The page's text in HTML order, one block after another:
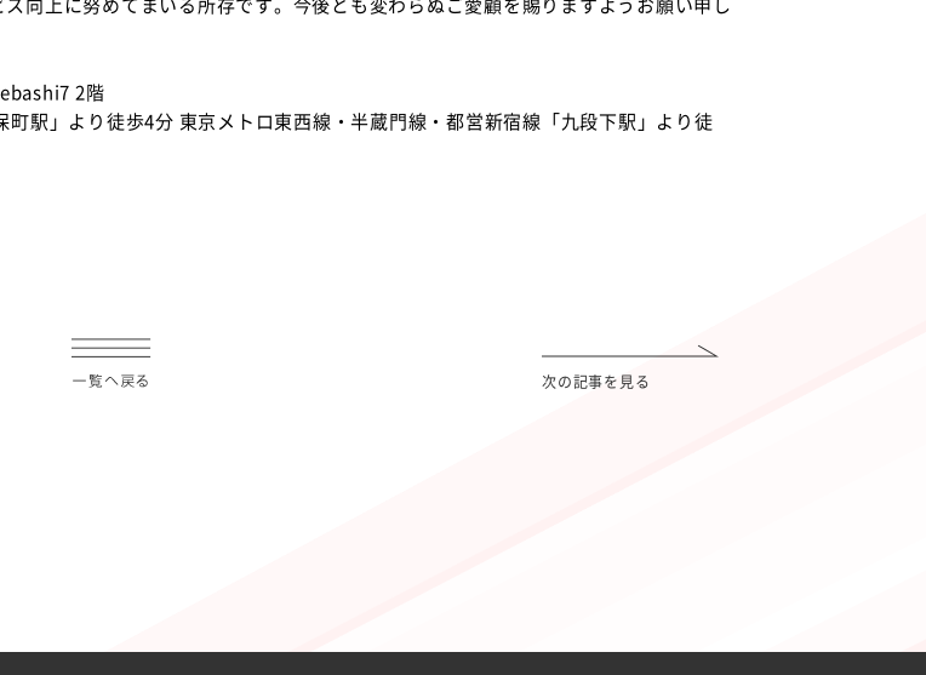
向上に努めてまいる所存です。今後とも変わらぬご愛顧を賜りますようお願い申し
2階
駅」より徒歩4分 東京メトロ東西線・半蔵門線・都営新宿線「九段下駅」より徒
次の記事を見る